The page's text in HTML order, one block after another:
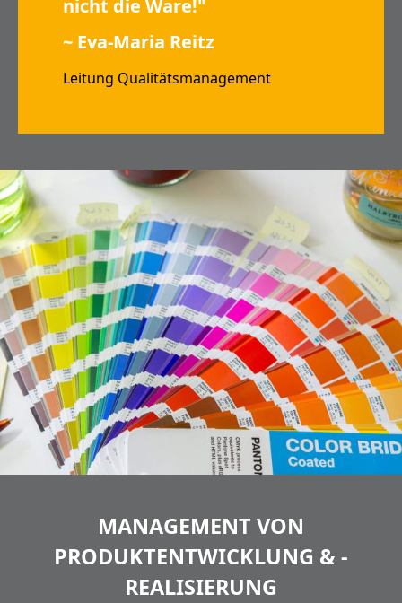
nicht die Ware!"
~ Eva-Maria Reitz
Leitung Qualitätsmanagement
MANAGEMENT VON
PRODUKTENTWICKLUNG & -
REALISIERUNG